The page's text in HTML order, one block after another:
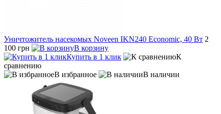
Уничтожитель насекомых Noveen IKN240 Economic, 40 Вт 2
100 грн
В корзину
Купить в 1 клик
К
сравнению
В избранное
В наличии